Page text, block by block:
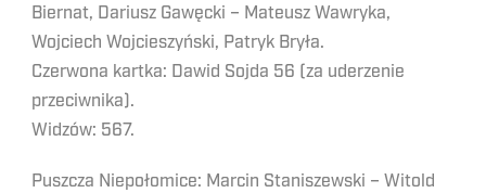
Biernat, Dariusz Gawęcki – Mateusz Wawryka,
Wojciech Wojcieszyński, Patryk Bryła.
Czerwona kartka: Dawid Sojda 56 (za uderzenie
przeciwnika).
Widzów: 567.
Puszcza Niepołomice: Marcin Staniszewski – Witold